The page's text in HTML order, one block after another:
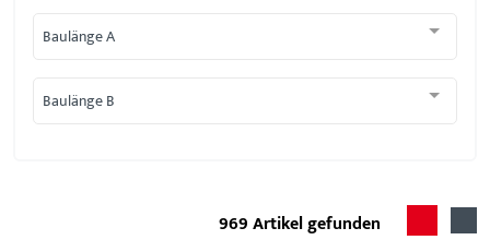
Baulänge A
Baulänge B
969Artikel gefunden